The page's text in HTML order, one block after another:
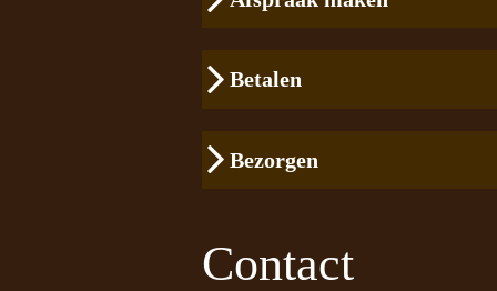
Betalen
Bezorgen
Contact